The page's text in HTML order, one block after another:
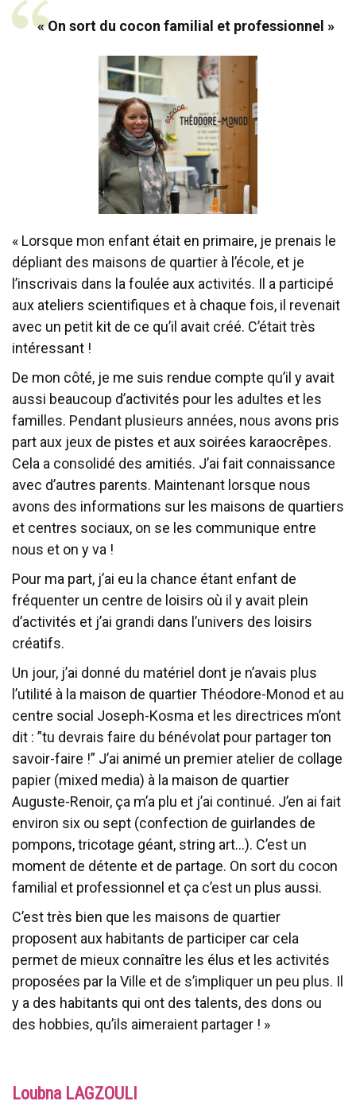
« On sort du cocon familial et professionnel »
« Lorsque mon enfant était en primaire, je prenais le
dépliant des maisons de quartier à l’école, et je
l’inscrivais dans la foulée aux activités. Il a participé
aux ateliers scientifiques et à chaque fois, il revenait
avec un petit kit de ce qu’il avait créé. C’était très
intéressant !
De mon côté, je me suis rendue compte qu’il y avait
aussi beaucoup d’activités pour les adultes et les
familles. Pendant plusieurs années, nous avons pris
part aux jeux de pistes et aux soirées karaocrêpes.
Cela a consolidé des amitiés. J’ai fait connaissance
avec d’autres parents. Maintenant lorsque nous
avons des informations sur les maisons de quartiers
et centres sociaux, on se les communique entre
nous et on y va !
Pour ma part, j’ai eu la chance étant enfant de
fréquenter un centre de loisirs où il y avait plein
d’activités et j’ai grandi dans l’univers des loisirs
créatifs.
Un jour, j’ai donné du matériel dont je n’avais plus
l’utilité à la maison de quartier Théodore-Monod et au
centre social Joseph-Kosma et les directrices m’ont
dit : ”tu devrais faire du bénévolat pour partager ton
savoir-faire !” J’ai animé un premier atelier de collage
papier (mixed media) à la maison de quartier
Auguste-Renoir, ça m’a plu et j’ai continué. J’en ai fait
environ six ou sept (confection de guirlandes de
pompons, tricotage géant, string art…). C’est un
moment de détente et de partage. On sort du cocon
familial et professionnel et ça c’est un plus aussi.
C’est très bien que les maisons de quartier
proposent aux habitants de participer car cela
permet de mieux connaître les élus et les activités
proposées par la Ville et de s’impliquer un peu plus. Il
y a des habitants qui ont des talents, des dons ou
des hobbies, qu’ils aimeraient partager ! »
Loubna LAGZOULI